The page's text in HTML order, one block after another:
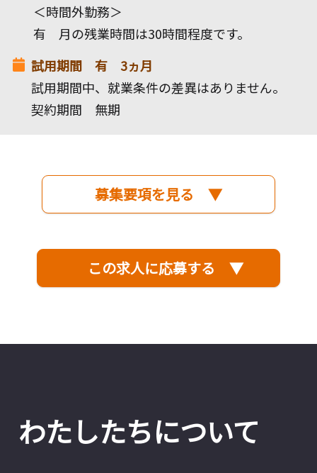
＜時間外勤務＞
有 月の残業時間は30時間程度です。
試用期間 有 3ヵ月
試用期間中、就業条件の差異はありません。
契約期間 無期
募集要項を見る ▼
この求人に応募する ▼
わたしたちについて